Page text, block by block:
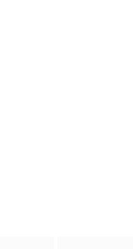
的成长印记与深深联结。两人
与遗憾和解的“无用之人”；
戏台，将冷血少帅许又安与
，引猎物上钩。叶
侦破阎王娶亲、五鬼运财、木偶
陈瑶 饰）与九门诸人共赴冒
来个以女子进士科三元及第